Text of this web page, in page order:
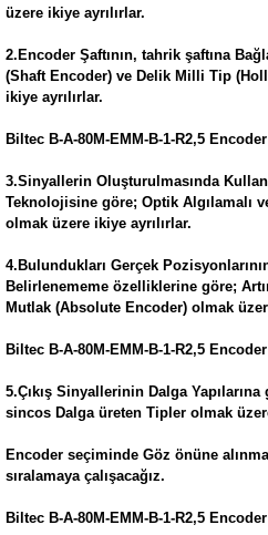
üzere ikiye ayrılırlar.
2.Encoder Şaftının, tahrik şaftına
(Shaft Encoder) ve Delik Milli Tip
ikiye ayrılırlar.
Biltec B-A-80M-EMM-B-1-R2,5 Encoder
3.Sinyallerin Oluşturulmasında
Teknolojisine göre; Optik Algılamalı
olmak üzere ikiye ayrılırlar.
4.Bulundukları Gerçek
Belirlenememe özelliklerine göre;
Mutlak (Absolute Encoder) olmak
Biltec B-A-80M-EMM-B-1-R2,5 Encoder
5.Çıkış Sinyallerinin Dalga
sincos Dalga üreten Tipler olmak
Encoder seçiminde Göz önüne
sıralamaya çalışacağız.
Biltec B-A-80M-EMM-B-1-R2,5 Encoder